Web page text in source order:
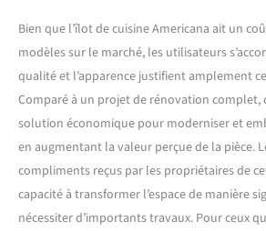
Bien que l’îlot de cuisine Americana ait un
modèles sur le marché, les utilisateurs
qualité et l’apparence justifient amplement
Comparé à un projet de rénovation complet,
solution économique pour moderniser et
en augmentant la valeur perçue de la pièce.
compliments reçus par les propriétaires de
capacité à transformer l’espace de manière
nécessiter d’importants travaux. Pour ceux